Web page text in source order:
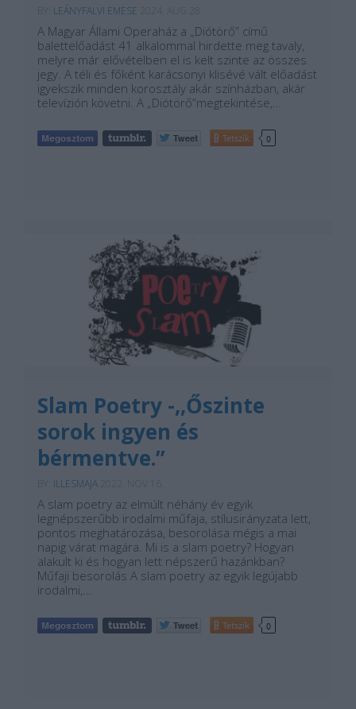
LEÁNYFALVI EMESE
A Magyar Állami Operaház a „Diótörő” című
balettelőadást 41 alkalommal hirdette meg tavaly,
melyre már elővételben el is kelt szinte az összes
jegy. A téli és főként karácsonyi klisévé vált előadást
igyekszik minden korosztály akár színházban, akár
televízión követni. A „Diótörő”megtekintése,…
Tetszik 0
Slam Poetry -,,Őszinte
sorok ingyen és
bérmentve.”
ILLESMAJA
A slam poetry az elmúlt néhány év egyik
legnépszerűbb irodalmi műfaja, stílusirányzata lett,
pontos meghatározása, besorolása mégis a mai
napig várat magára. Mi is a slam poetry? Hogyan
alakult ki és hogyan lett népszerű hazánkban?
Műfaji besorolás A slam poetry az egyik legújabb
irodalmi,…
Tetszik 0